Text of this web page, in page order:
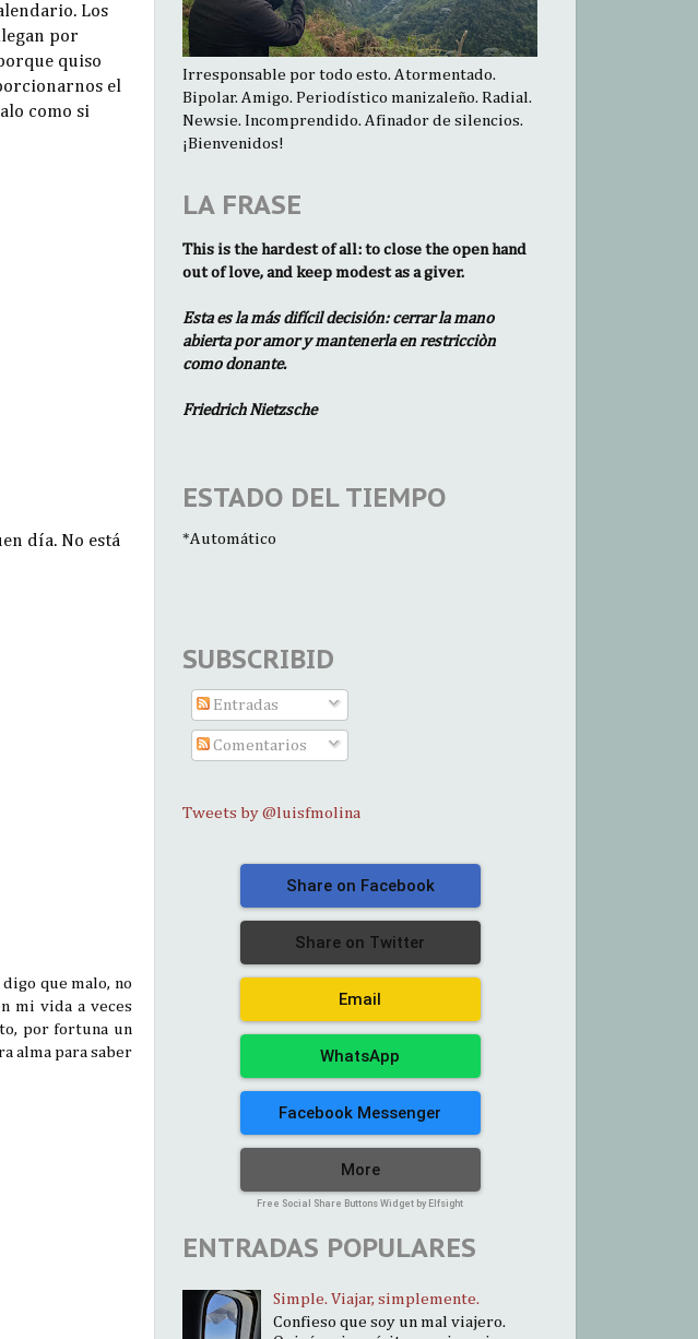
Los
por
quiso
el
como si
día. No está
que malo, no
mi vida a veces
por fortuna un
alma para saber
Irresponsable por todo esto. Atormentado.
Bipolar. Amigo. Periodístico manizaleño. Radial.
Newsie. Incomprendido. Afinador de silencios.
¡Bienvenidos!
LA FRASE
This is the hardest of all: to close the open hand
out of love, and keep modest as a giver.
Esta es la más difícil decisión: cerrar la mano
abierta por amor y mantenerla en restricciòn
como donante.
Friedrich Nietzsche
ESTADO DEL TIEMPO
*Automático
SUBSCRIBID
Entradas
Comentarios
Tweets by @luisfmolina
Share on Facebook
Share on Twitter
Email
WhatsApp
Facebook Messenger
More
Free Social Share Buttons Widget by Elfsight
ENTRADAS POPULARES
Simple. Viajar, simplemente.
Confieso que soy un mal viajero.